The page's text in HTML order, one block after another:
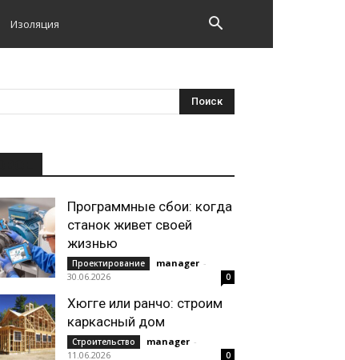
Изоляция
Программные сбои: когда
станок живет своей
жизнью
Проектирование manager -
30.06.2026
0
Хюгге или ранчо: строим
каркасный дом
Строительство manager -
11.06.2026
0